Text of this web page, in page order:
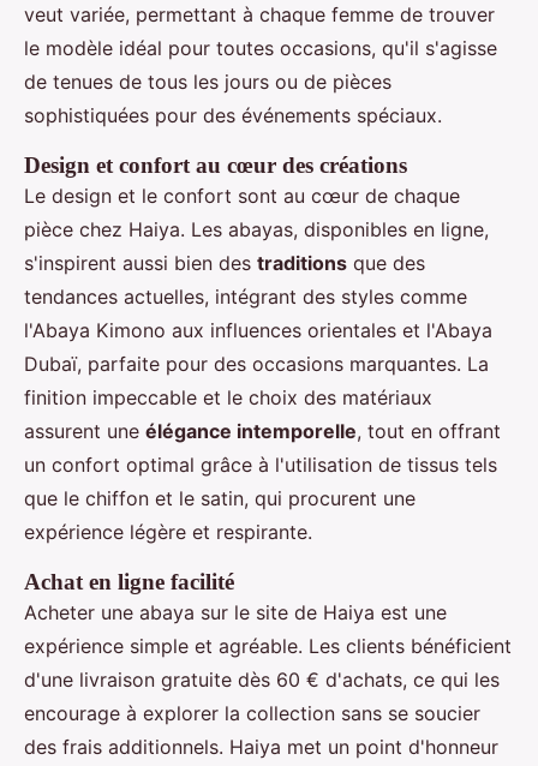
veut variée, permettant à chaque femme de trouver
le modèle idéal pour toutes occasions, qu'il s'agisse
de tenues de tous les jours ou de pièces
sophistiquées pour des événements spéciaux.
Design et confort au cœur des créations
Le design et le confort sont au cœur de chaque
pièce chez Haiya. Les abayas, disponibles en ligne,
s'inspirent aussi bien des traditions que des
tendances actuelles, intégrant des styles comme
l'Abaya Kimono aux influences orientales et l'Abaya
Dubaï, parfaite pour des occasions marquantes. La
finition impeccable et le choix des matériaux
assurent une élégance intemporelle, tout en offrant
un confort optimal grâce à l'utilisation de tissus tels
que le chiffon et le satin, qui procurent une
expérience légère et respirante.
Achat en ligne facilité
Acheter une abaya sur le site de Haiya est une
expérience simple et agréable. Les clients bénéficient
d'une livraison gratuite dès 60 € d'achats, ce qui les
encourage à explorer la collection sans se soucier
des frais additionnels. Haiya met un point d'honneur